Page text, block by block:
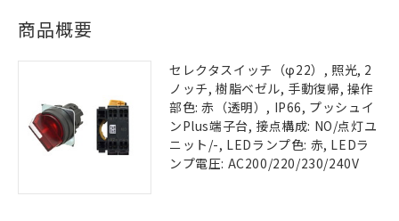
商品概要
セレクタスイッチ（φ22）, 照光, 2
ノッチ, 樹脂ベゼル, 手動復帰, 操作
部色: 赤（透明）, IP66, プッシュイ
ンPlus端子台, 接点構成: NO/点灯ユ
ニット/-, LEDランプ色: 赤, LEDラ
ンプ電圧: AC200/220/230/240V